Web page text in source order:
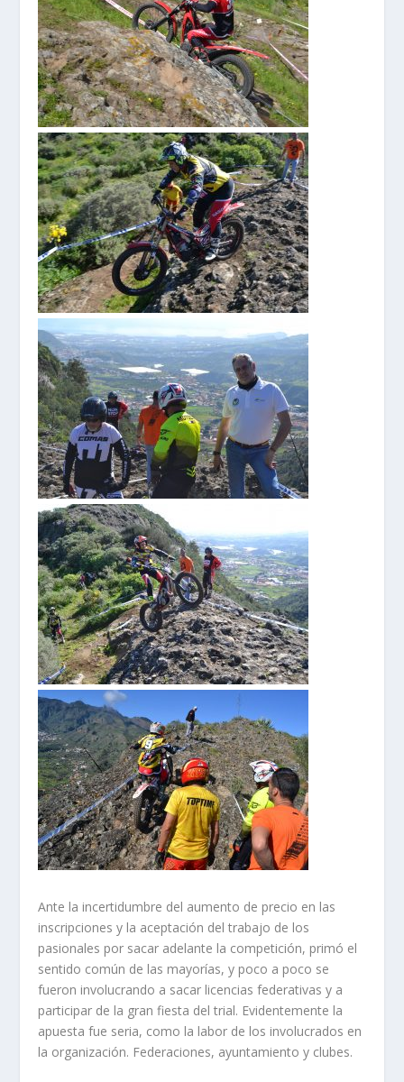
Ante la incertidumbre del aumento de precio en las
inscripciones y la aceptación del trabajo de los
pasionales por sacar adelante la competición, primó el
sentido común de las mayorías, y poco a poco se
fueron involucrando a sacar licencias federativas y a
participar de la gran fiesta del trial. Evidentemente la
apuesta fue seria, como la labor de los involucrados en
la organización. Federaciones, ayuntamiento y clubes.